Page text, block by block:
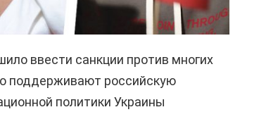
ввести санкции против многих
поддерживают российскую
политики Украины